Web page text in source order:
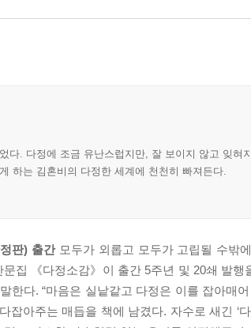
다. 다정에 조금 유난스럽지만, 잘 보이지 않고 잊혀
하는 김혼비의 다정한 세계에 천천히 빠져든다.
판) 출간 모두가 외롭고 모두가 고립될 수밖
집 《다정소감》이 출간 5주년 및 20쇄 발행
다. “마음은 실낱같고 다정은 이를 잡아매
아주는 매듭을 책에 남겼다. 자수로 새긴 ‘